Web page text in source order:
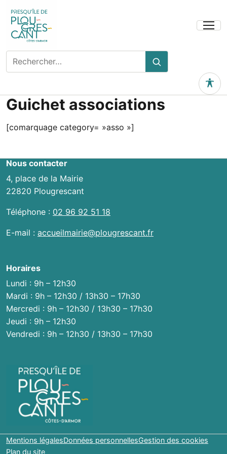
Ouvrir
Rechercher
sur
site
Rechercher
Outils
Guichet associations
[comarquage category= »asso »]
Nous contacter
4, place de la Mairie
22820 Plougrescant
Téléphone : 02 96 92 51 18
E-mail : accueilmairie@plougrescant.fr
Horaires
Lundi : 9h – 12h30
Mardi : 9h – 12h30 / 13h30 – 17h30
Mercredi : 9h – 12h30 / 13h30 – 17h30
Jeudi : 9h – 12h30
Vendredi : 9h – 12h30 / 13h30 – 17h30
Mentions légalesDonnées personnellesGestion des cookies
Plan du site